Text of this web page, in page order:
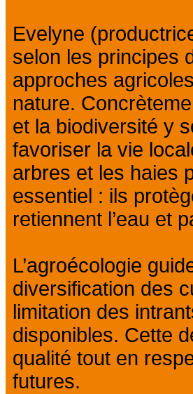
Evelyne
selon les principes
approches
nature.
et la biodiversité y
favoriser la vie
arbres et les haies
essentiel : ils
retiennent l’eau et
L’agroécologie
diversification des
limitation des
disponibles. Cette
qualité tout en
futures.